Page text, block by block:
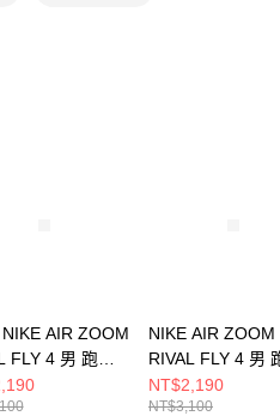
理人或監護人之同意方可使用
據個別帳號之用戶狀況，依本公司即
AIR ZOOM
FLY 4 男 跑步
NIKE AIR ZOOM
RIVAL FLY 4 男
鞋 IM8071999
NT$2,190
NT$3,100